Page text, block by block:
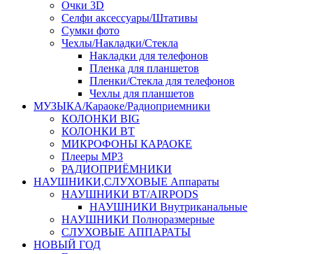
Очки 3D
Селфи аксессуары/Штативы
Сумки фото
Чехлы/Накладки/Стекла
Накладки для телефонов
Пленка для планшетов
Пленки/Стекла для телефонов
Чехлы для планшетов
МУЗЫКА/Караоке/Радиоприемники
КОЛОНКИ BIG
КОЛОНКИ BT
МИКРОФОНЫ КАРАОКЕ
Плееры MP3
РАДИОПРИЁМНИКИ
НАУШНИКИ,СЛУХОВЫЕ Аппараты
НАУШНИКИ BT/AIRPODS
НАУШНИКИ Внутриканальные
НАУШНИКИ Полноразмерные
СЛУХОВЫЕ АППАРАТЫ
НОВЫЙ ГОД